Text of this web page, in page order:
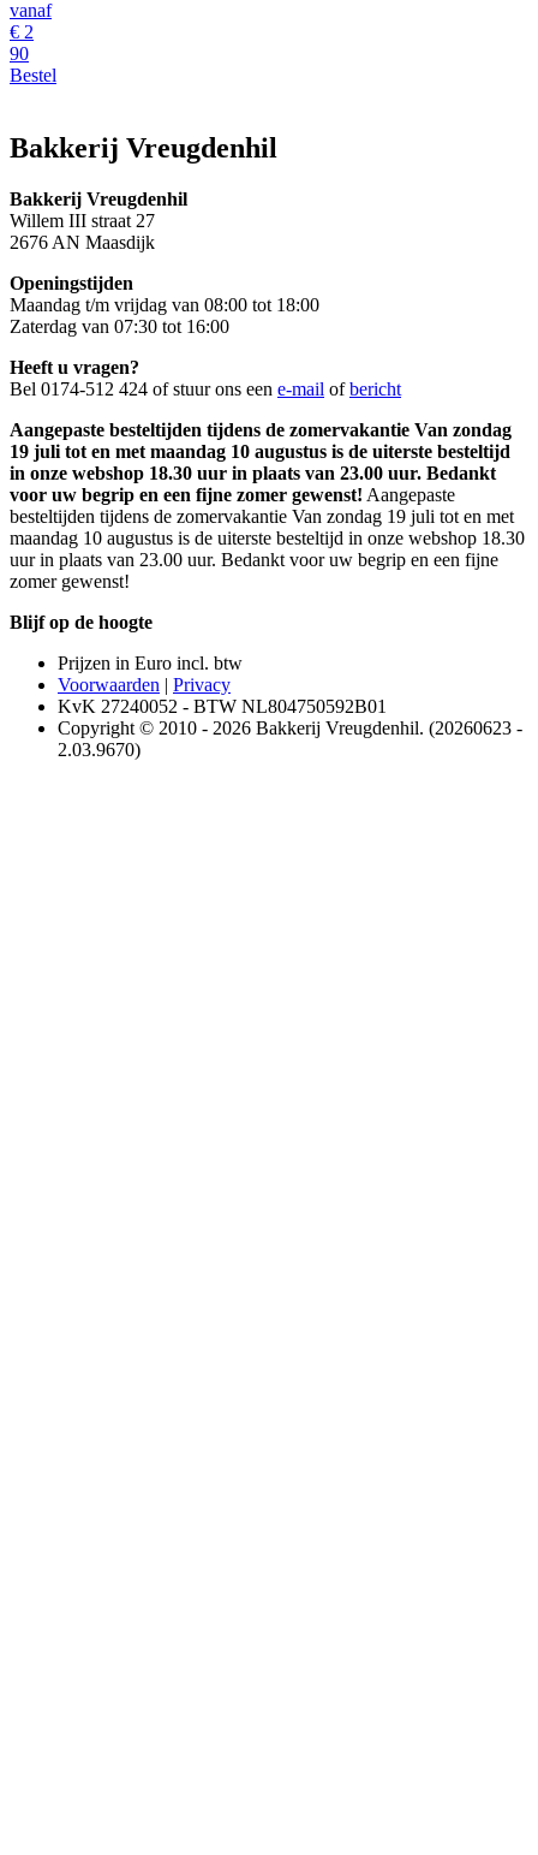
vanaf
€ 2
90
Bestel
Bakkerij Vreugdenhil
Bakkerij Vreugdenhil
Willem III straat 27
2676 AN Maasdijk
Openingstijden
Maandag t/m vrijdag van 08:00 tot 18:00
Zaterdag van 07:30 tot 16:00
Heeft u vragen?
Bel 0174-512 424 of stuur ons een e-mail ofbericht
Aangepaste besteltijden tijdens de zomervakantie Van zondag
19 juli tot en met maandag 10 augustus is de uiterste besteltijd
in onze webshop 18.30 uur in plaats van 23.00 uur. Bedankt
voor uw begrip en een fijne zomer gewenst! Aangepaste
besteltijden tijdens de zomervakantie Van zondag 19 juli tot en met
maandag 10 augustus is de uiterste besteltijd in onze webshop 18.30
uur in plaats van 23.00 uur. Bedankt voor uw begrip en een fijne
zomer gewenst!
Blijf op de hoogte
Prijzen in Euro incl. btw
Voorwaarden | Privacy
KvK 27240052 - BTW NL804750592B01
Copyright © 2010 - 2026 Bakkerij Vreugdenhil. (20260623 -
2.03.9670)